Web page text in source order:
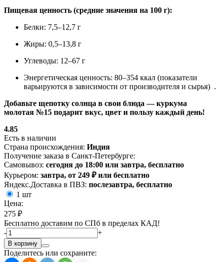
Пищевая ценность (средние значения на 100 г):
Белки: 7,5–12,7 г
Жиры: 0,5–13,8 г
Углеводы: 12–67 г
Энергетическая ценность: 80–354 ккал (показатели
варьируются в зависимости от производителя и сырья) .
Добавьте щепотку солнца в свои блюда — куркума
молотая №15 подарит вкус, цвет и пользу каждый день!
4.85
Есть в наличии
Страна происхождения: Индия
Получение заказа в Санкт-Петербурге:
Самовывоз: сегодня до 18:00 или завтра, бесплатно
Курьером: завтра, от 249 ₽ или бесплатно
Яндекс.Доставка в ПВЗ: послезавтра, бесплатно
1 шт
Цена:
275 ₽
Бесплатно доставим по СПб в пределах КАД!
-
+
В корзину
Поделитесь или сохраните: